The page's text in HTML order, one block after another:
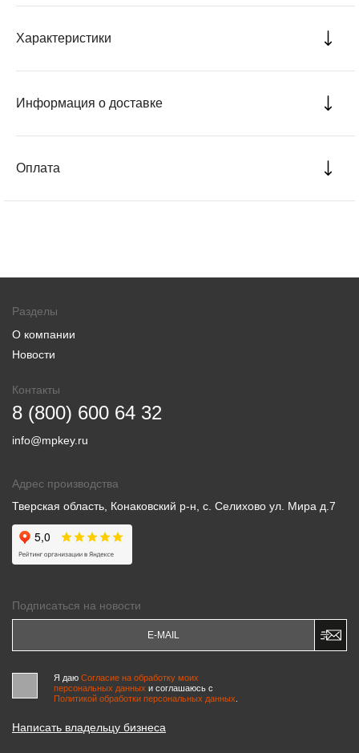
Характеристики
Информация о доставке
Оплата
Разделы
О компании
Новости
Контакты
8 (800) 600 64 32
info@mpkey.ru
Адрес производства
Тверская область, Конаковский р-н, с. Селихово ул. Мира д.7
Подписаться на новости
Я даю Согласие на обработку моих
персональных данных и соглашаюсь c
Политикой обработки персональных данных
Написать владельцу бизнеса